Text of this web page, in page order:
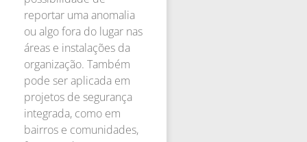
reportar uma anomalia
ou algo fora do lugar nas
áreas e instalações da
organização. Também
pode ser aplicada em
projetos de segurança
integrada, como em
bairros e comunidades,